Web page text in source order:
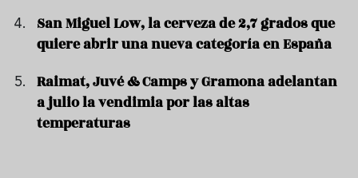
San Miguel Low, la cerveza de 2,7 grados que
quiere abrir una nueva categoría en España
Raimat, Juvé & Camps y Gramona adelantan
a julio la vendimia por las altas
temperaturas